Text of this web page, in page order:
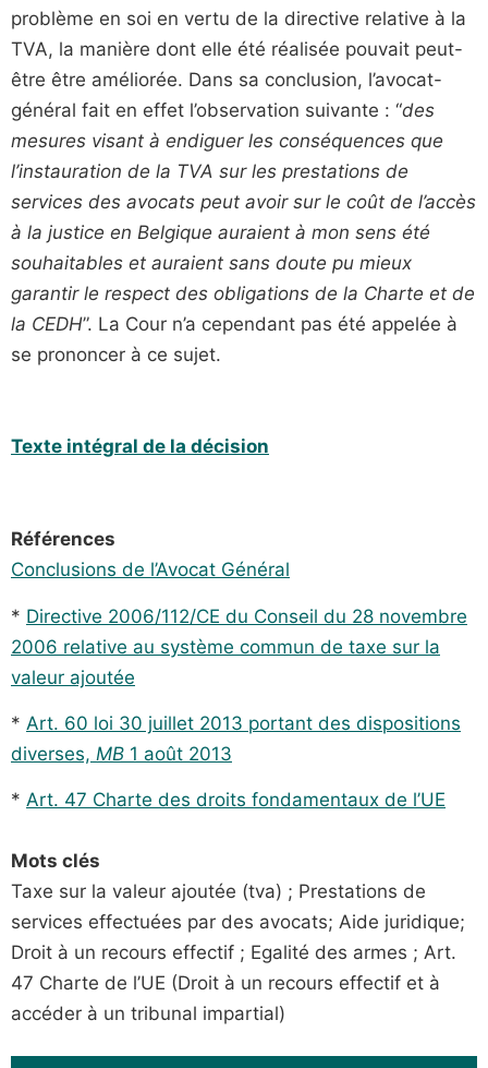
problème en soi en vertu de la directive relative à la
TVA, la manière dont elle été réalisée pouvait peut-
être être améliorée. Dans sa conclusion, l’avocat-
général fait en effet l’observation suivante : “des
mesures visant à endiguer les conséquences que
l’instauration de la TVA sur les prestations de
services des avocats peut avoir sur le coût de l’accès
à la justice en Belgique auraient à mon sens été
souhaitables et auraient sans doute pu mieux
garantir le respect des obligations de la Charte et de
la CEDH”. La Cour n’a cependant pas été appelée à
se prononcer à ce sujet.
Texte intégral de la décision
Références
Conclusions de l’Avocat Général
* Directive 2006/112/CE du Conseil du 28 novembre
2006 relative au système commun de taxe sur la
valeur ajoutée
* Art. 60 loi 30 juillet 2013 portant des dispositions
diverses, MB 1 août 2013
* Art. 47 Charte des droits fondamentaux de l’UE
Mots clés
Taxe sur la valeur ajoutée (tva) ; Prestations de
services effectuées par des avocats; Aide juridique;
Droit à un recours effectif ; Egalité des armes ; Art.
47 Charte de l’UE (Droit à un recours effectif et à
accéder à un tribunal impartial)